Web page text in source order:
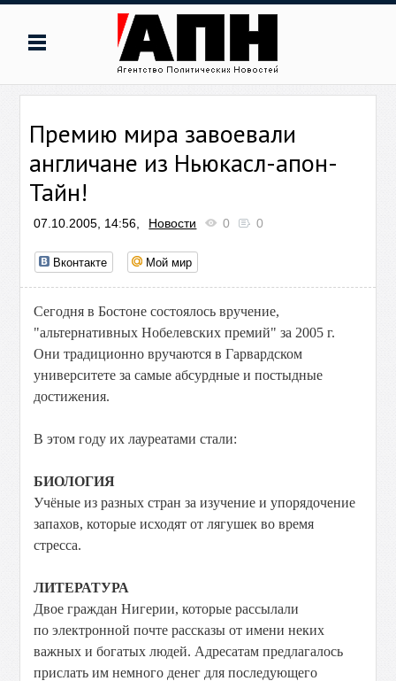
Премию мира завоевали
англичане из Ньюкасл-апон-
Тайн!
07.10.2005, 14:56, Новости 0 0
Вконтакте Мой мир
Сегодня в Бостоне состоялось вручение,
"альтернативных Нобелевских премий" за 2005 г.
Они традиционно вручаются в Гарвардском
университете за самые абсурдные и постыдные
достижения.
В этом году их лауреатами стали:
БИОЛОГИЯ
Учёные из разных стран за изучение и упорядочение
запахов, которые исходят от лягушек во время
стресса.
ЛИТЕРАТУРА
Двое граждан Нигерии, которые рассылали
по электронной почте рассказы от имени неких
важных и богатых людей. Адресатам предлагалось
прислать им немного денег для последующего